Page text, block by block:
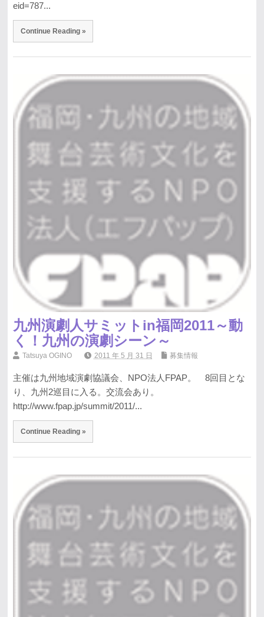
eid=787...
Continue Reading »
九州演劇人サミットin福岡2011～動
く！九州の演劇シーン～
Tatsuya OGINO 2011 年 5 月 31 日 募集情報
主催は九州地域演劇協議会、NPO法人FPAP。 8回目とな
り、九州2巡目に入る。交流会あり。
http://www.fpap.jp/summit/2011/...
Continue Reading »